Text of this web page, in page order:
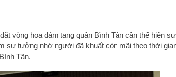
đặt vòng hoa đám tang quận Bình Tân cần thể hiện
sự tưởng nhớ người đã khuất còn mãi theo thời
Tân.